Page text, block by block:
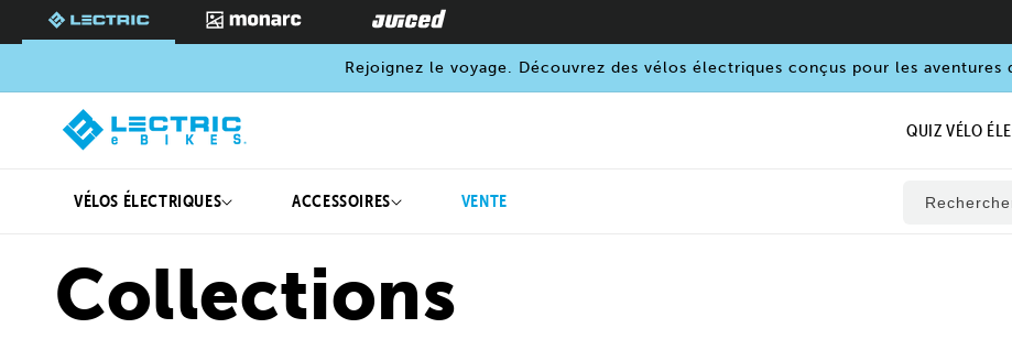
AU
CONTENU
Rejoignez le voyage. Découvrez des vélos électriques conçus pour les aventures
VÉLOS ÉLECTRIQUES ACCESSOIRES VENTE
QUIZ VÉLO
Collections